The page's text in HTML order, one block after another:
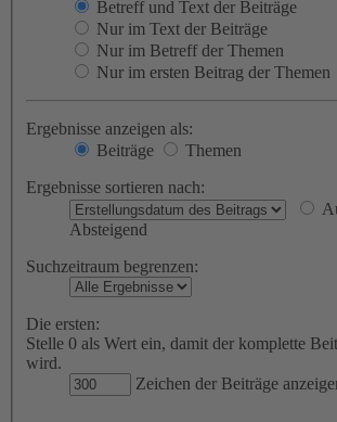
Betreff und Text der Beiträge
Nur im Text der Beiträge
Nur im Betreff der Themen
Nur im ersten Beitrag der Themen
Ergebnisse anzeigen als:
Beiträge
Themen
Ergebnisse sortieren nach:
Absteigend
Suchzeitraum begrenzen:
Die ersten:
Stelle 0 als Wert ein, damit der komplette
wird.
Zeichen der Beiträge